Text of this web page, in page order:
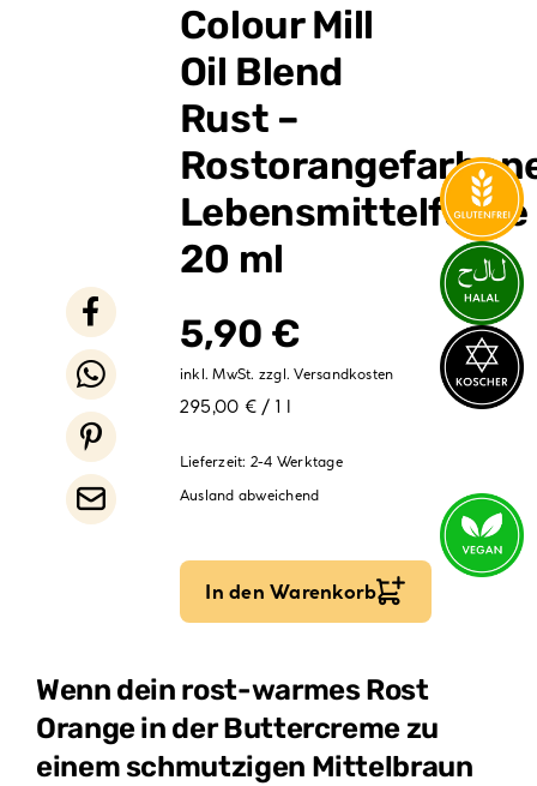
PartydekorationColour Mill
Oil Blend
Rust –
Lebensmittelfarbe
20 ml
5,90 €
inkl. MwSt. zzgl.Versandkosten
295,00 € / 1 l
Lieferzeit: 2-4 Werktage
Ausland abweichend
In den Warenkorb
Wenn dein rost-warmes Rost
Orange in der Buttercreme zu
einem schmutzigen Mittelbraun